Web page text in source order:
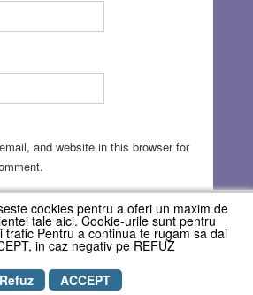
and website in this browser for
© REVISTA BAABEL
cookies pentru a oferi un maxim de
tale aici. Cookie-urile sunt pentru
trafic Pentru a continua te rugam sa dai
in caz negativ pe REFUZ
Refuz
ACCEPT